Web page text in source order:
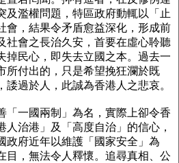
及濫權問題，特區政府動輒以「止
會，結果令矛盾愈益深化，形成前
社會之長治久安，首要在虛心聆聽
掉民心，即失去立國之本。過去一
所付出的，只是希望挽狂瀾於既
過於人，此誠為香港人之悲哀。
「一國兩制」為名，實際上卻令香
治港」及「高度自治」的信心，
政府近年以維護「國家安全」為
目，無法令人釋懷。追尋真相、公